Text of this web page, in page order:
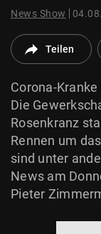
© Krone
News Show
Teilen
Corona-
Die
Rosenkranz
Rennen um
sind unter
News am
Pieter